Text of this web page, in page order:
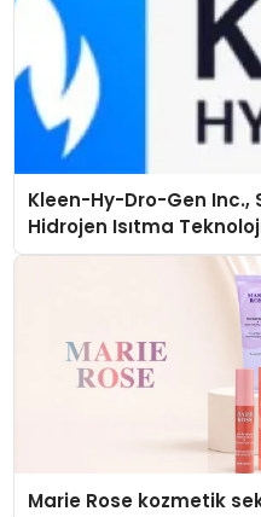
Kleen-Hy-Dro-Gen Inc.,
Hidrojen Isıtma
Düzenleyici Onaylarını
Marie Rose kozmetik